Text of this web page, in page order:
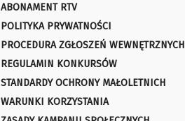
ABONAMENT RTV
POLITYKA PRYWATNOŚCI
PROCEDURA ZGŁOSZEŃ WEWNĘTRZNYCH
REGULAMIN KONKURSÓW
STANDARDY OCHRONY MAŁOLETNICH
WARUNKI KORZYSTANIA